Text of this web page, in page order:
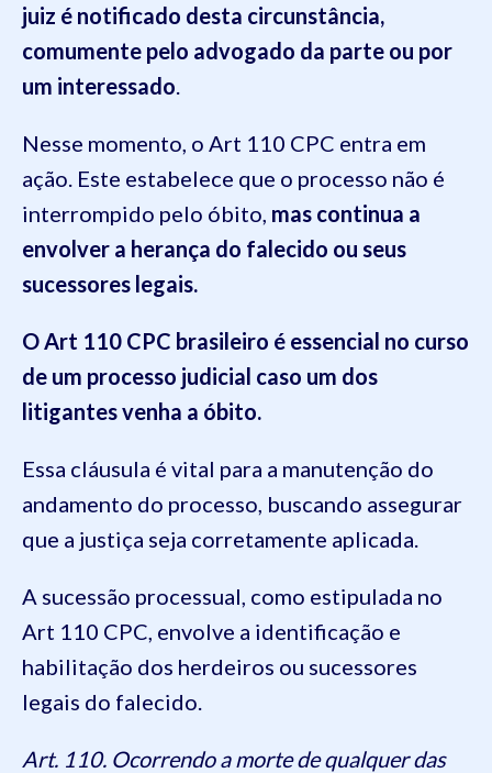
juiz é notificado desta circunstância,
comumente pelo advogado da parte ou por
um interessado
Nesse momento, o Art 110 CPC entra em
ação. Este estabelece que o processo não é
interrompido pelo óbito, mas continua a
envolver a herança do falecido ou seus
sucessores legais.
O Art 110 CPC brasileiro é essencial no curso
de um processo judicial caso um dos
litigantes venha a óbito.
Essa cláusula é vital para a manutenção do
andamento do processo, buscando assegurar
que a justiça seja corretamente aplicada.
A sucessão processual, como estipulada no
Art 110 CPC, envolve a identificação e
habilitação dos herdeiros ou sucessores
legais do falecido.
Art. 110. Ocorrendo a morte de qualquer das